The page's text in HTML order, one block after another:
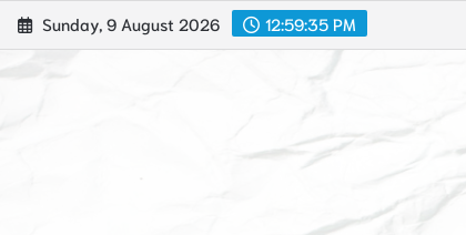
Skip
to
Sunday, 9 August 2026 12:59:37 PM